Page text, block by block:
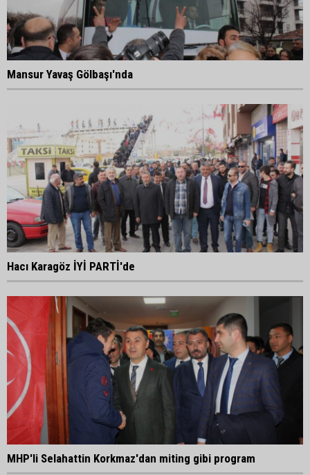
Mansur Yavaş Gölbaşı'nda
Hacı Karagöz İYİ PARTİ'de
MHP'li Selahattin Korkmaz'dan miting gibi program